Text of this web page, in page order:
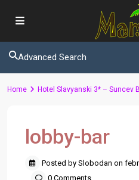
Advanced Search
Home Hotel Slavyanski 3* – Suncev
lobby-bar
Posted by Slobodan on
0 Comments